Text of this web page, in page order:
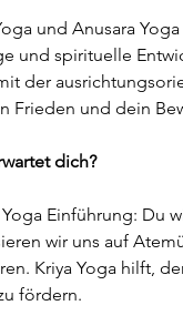
und Anusara
und spirituelle
der
Frieden und dein
dich?
Yoga Einführung: Du
wir uns auf
Kriya Yoga hilft,
fördern.